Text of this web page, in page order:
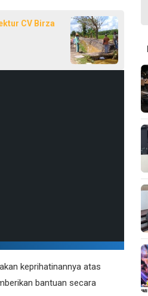
CV Birza
keprihatinannya atas
bantuan secara